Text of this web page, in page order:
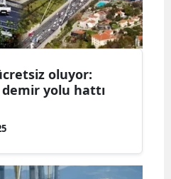
oluyor:
yolu hattı